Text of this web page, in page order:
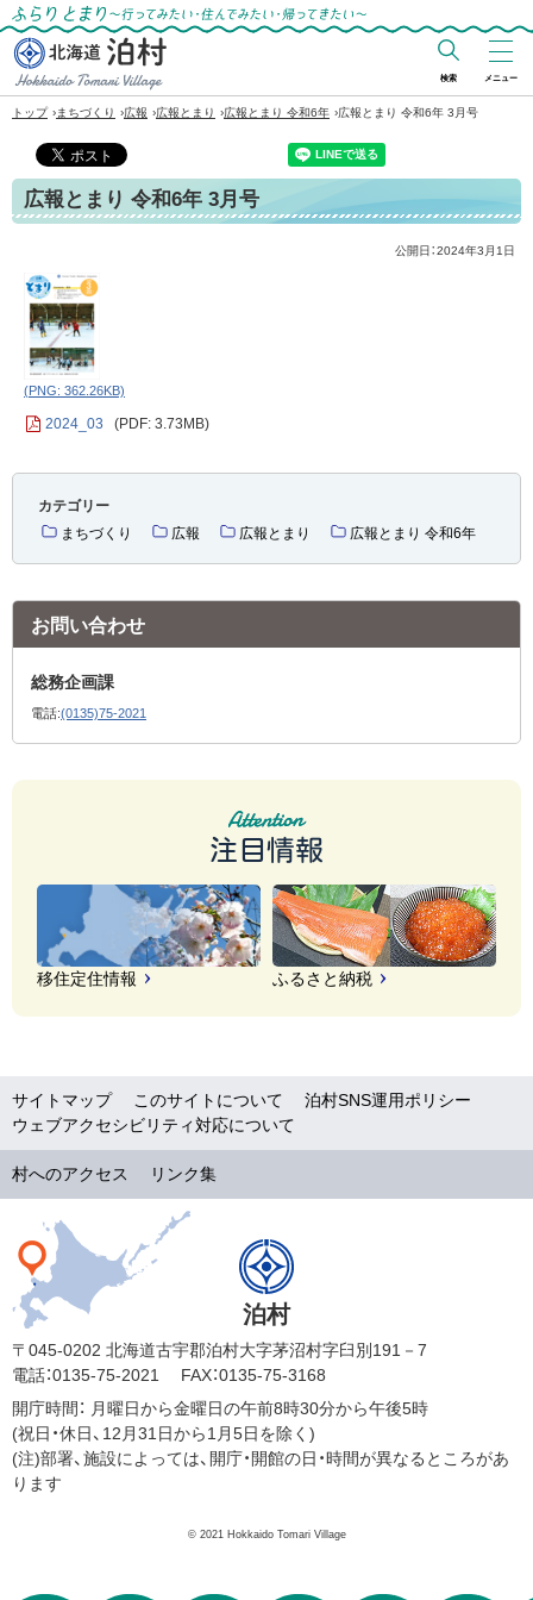
ふらりとまり～行ってみたい・住んでみた
い・帰ってきたい～
北海道 泊村
Village
検索 メニュー
トップ ›まちづくり ›広報 ›広報とまり ›広報とまり 令和6年 ›広報とまり 令和6年 3月号
広報とまり 令和6年 3月号
公開日：2024年3月1日
(PNG: 362.26KB)
2024_03 (PDF: 3.73MB)
カテゴリー
まちづくり
広報 広報とまり 広報とまり 令和6年
お問い合わせ
総務企画課
電話:(0135)75-2021
注目情報
移住定住情報 ふるさと納税
サイトマップ このサイトについて
泊村SNS運用ポリシー
ウェブアクセシビリティ対応について
村へのアクセス リンク集
泊村
〒045-0202 北海道古宇郡泊村大字茅沼村字臼別191－7
電話：0135-75-2021
FAX：0135-75-3168
開庁時間： 月曜日から金曜日の午前8時30分から午後5時
(祝日・休日、12月31日から1月5日を除く)
(注)部署、施設によっては、開庁・開館の日・時間が異なるところがあ
ります
© 2021 Hokkaido Tomari Village